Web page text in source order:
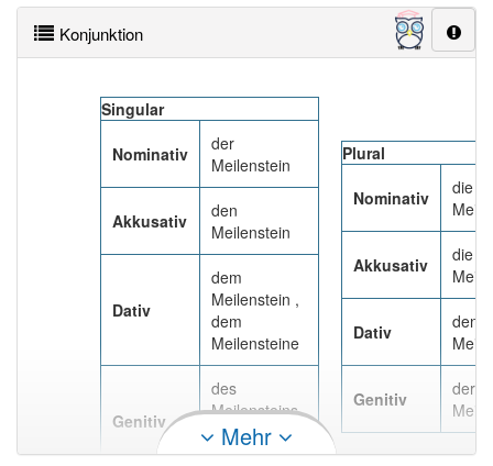
Wörter mit Endung
Wörter mit Endung-meilensteinaber mit einem
anderen Artikelder: 0
94% unserer Spielapp-Nutzer haben den Artikel
Konjunktion
Singular
Nominativ
der
Meilenstein
Akkusativ
den
Meilenstein
Dativ
dem
Meilenstein ,
dem
Meilensteine
Genitiv
des
Meilensteins ,
des
Meilensteines
Plural
Nominativ
die
Akkusativ
die
Dativ
den
Genitiv
der
Mehr